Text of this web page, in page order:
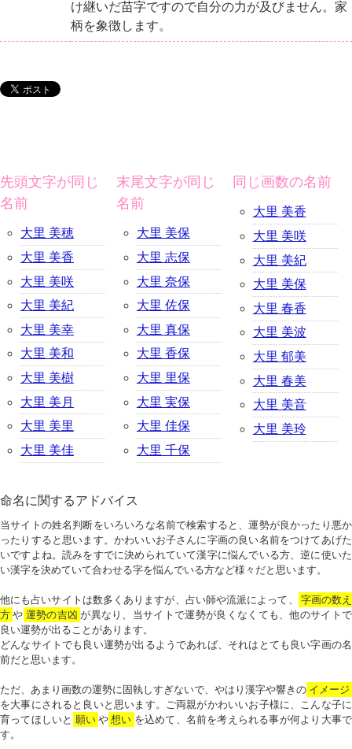
け継いだ苗字ですので自分の力が及びません。家
柄を象徴します。
先頭文字が同じ
名前
大里 美穂
大里 美香
大里 美咲
大里 美紀
大里 美幸
大里 美和
大里 美樹
大里 美月
大里 美里
大里 美佳
末尾文字が同じ
名前
大里 美保
大里 志保
大里 奈保
大里 佐保
大里 真保
大里 香保
大里 里保
大里 実保
大里 佳保
大里 千保
同じ画数の名前
大里 美香
大里 美咲
大里 美紀
大里 美保
大里 春香
大里 美波
大里 郁美
大里 春美
大里 美音
大里 美玲
命名に関するアドバイス
当サイトの姓名判断をいろいろな名前で検索すると、運勢が良かったり悪か
ったりすると思います。かわいいお子さんに字画の良い名前をつけてあげた
いですよね。読みをすでに決められていて漢字に悩んでいる方、逆に使いた
い漢字を決めていて合わせる字を悩んでいる方など様々だと思います。
他にも占いサイトは数多くありますが、占い師や流派によって、
字画の数え
方 や 運勢の吉凶 が異なり、当サイトで運勢が良くなくても、他のサイトで
良い運勢が出ることがあります。
どんなサイトでも良い運勢が出るようであれば、それはとても良い字画の名
前だと思います。
ただ、あまり画数の運勢に固執しすぎないで、やはり漢字や響きの イメージ
を大事にされると良いと思います。ご両親がかわいいお子様に、こんな子に
育ってほしいと 願い や 想い を込めて、名前を考えられる事が何より大事で
す。